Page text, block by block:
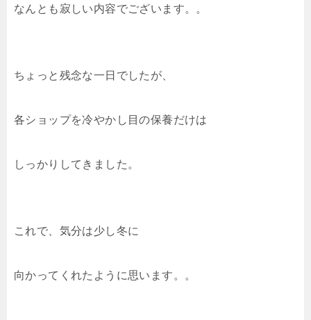
なんとも寂しい内容でございます。。
ちょっと残念な一日でしたが、
各ショップを冷やかし目の保養だけは
しっかりしてきました。
これで、気分は少し冬に
向かってくれたように思います。。